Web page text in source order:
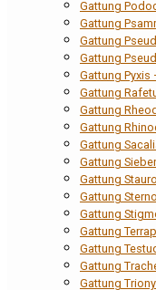
Gattung
Gattung
Gattung
Gattung
Gattung Pyxis
Gattung
Gattung
Gattung
Gattung
Gattung
Gattung
Gattung
Gattung
Gattung
Gattung
Gattung
Gattung